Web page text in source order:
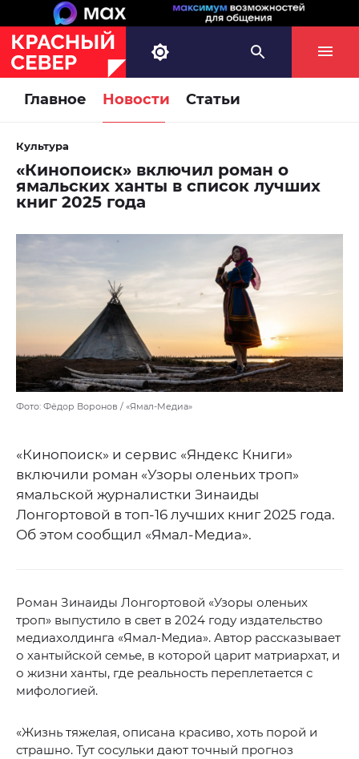
Главное Новости Статьи
Культура
«Кинопоиск» включил роман о
ямальских ханты в список лучших
книг 2025 года
Фото: Фёдор Воронов / «Ямал-Медиа»
«Кинопоиск» и сервис «Яндекс Книги»
включили роман «Узоры оленьих троп»
ямальской журналистки Зинаиды
Лонгортовой в топ-16 лучших книг 2025 года.
Об этом сообщил «Ямал-Медиа».
Роман Зинаиды Лонгортовой «Узоры оленьих
троп» выпустило в свет в 2024 году издательство
медиахолдинга «Ямал-Медиа». Автор рассказывает
о хантыйской семье, в которой царит матриархат, и
о жизни ханты, где реальность переплетается с
мифологией.
«Жизнь тяжелая, описана красиво, хоть порой и
страшно. Тут сосульки дают точный прогноз